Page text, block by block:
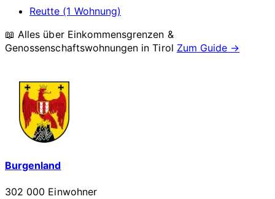
Reutte (1 Wohnung)
📖 Alles über Einkommensgrenzen &
Genossenschaftswohnungen inTirol Zum Guide →
Burgenland
302 000 Einwohner